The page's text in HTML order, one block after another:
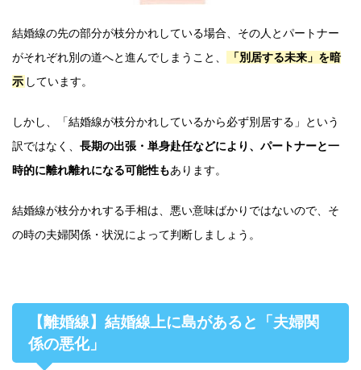
結婚線の先の部分が枝分かれしている場合、その人とパートナー
がそれぞれ別の道へと進んでしまうこと、
「別居する未来」を暗
示 しています。
しかし、「結婚線が枝分かれしているから必ず別居する」という
訳ではなく、 長期の出張・単身赴任などにより、パートナーと一
時的に離れ離れになる可能性もあります。
結婚線が枝分かれする手相は、悪い意味ばかりではないので、そ
の時の夫婦関係・状況によって判断しましょう。
【離婚線】結婚線上に島があると「夫婦関
係の悪化」